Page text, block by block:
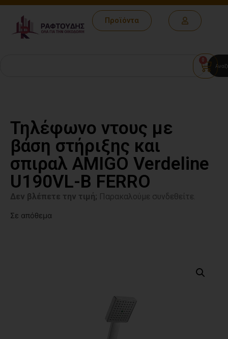
Προϊόντα
0
Τηλέφωνο ντους με
βάση στήριξης και
σπιραλ AMIGO Verdeline
U190VL-B FERRO
Δεν βλέπετε την τιμή; Παρακαλούμε συνδεθείτε.
Σε απόθεμα